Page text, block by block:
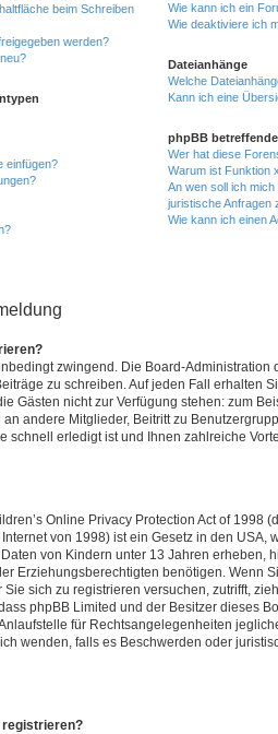
beim Schreiben
werden?
einfügen?
Wie kann ich ein
Wie deaktiviere ich
Dateianhänge
Welche
Kann ich eine
phpBB
Wer hat diese
Warum ist Funktion
An wen soll ich
juristische Anfragen
Wie kann ich einen
zwingend. Die Board-Administration
zu schreiben. Auf jeden Fall erhalten
Gästen nicht zur Verfügung stehen: zum
andere Mitglieder, Beitritt zu
schnell erledigt ist und Ihnen zahlreiche
Online Privacy Protection Act of 1998
von 1998) ist ein Gesetz in den USA,
von Kindern unter 13 Jahren erheben,
Erziehungsberechtigten benötigen. Wenn
sich zu registrieren versuchen, zutrifft,
phpBB Limited und der Besitzer dieses
für Rechtsangelegenheiten
wenden, falls es Beschwerden oder
registrieren?